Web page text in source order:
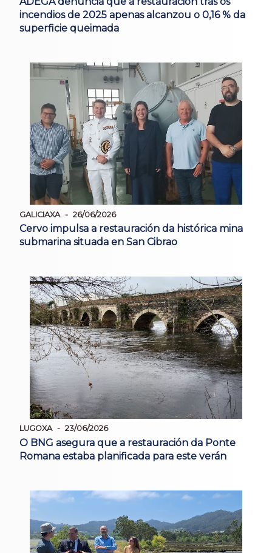
incendios de 2025 apenas alcanzou o 0,16 % da
superficie queimada
GALICIAXA 26/06/2026
Cervo impulsa a restauración da histórica mina
submarina situada en San Cibrao
LUGOXA 23/06/2026
O BNG asegura que a restauración da Ponte
Romana estaba planificada para este verán